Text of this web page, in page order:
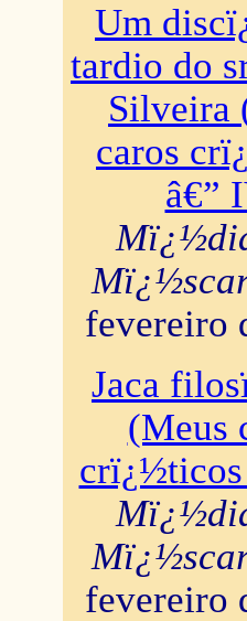
Um
tardio do
Silveira
caros
â€”
fevereiro
Jaca
(Meus
fevereiro